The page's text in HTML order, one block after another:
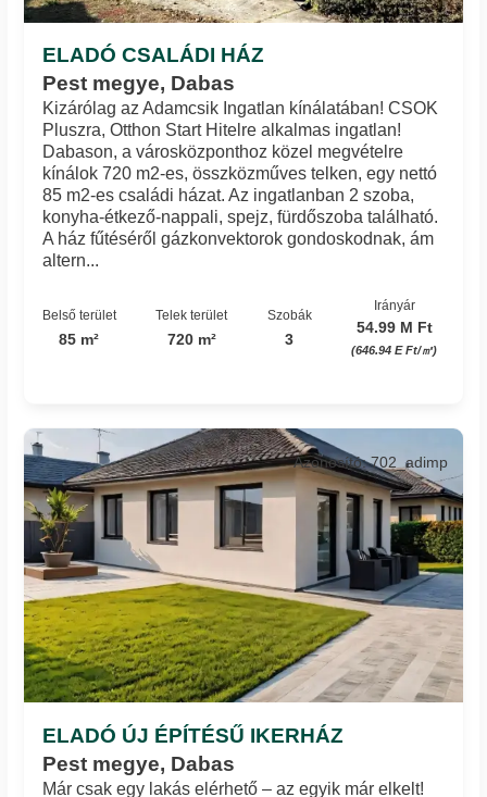
ELADÓ CSALÁDI HÁZ
Pest megye, Dabas
Kizárólag az Adamcsik Ingatlan kínálatában! CSOK
Pluszra, Otthon Start Hitelre alkalmas ingatlan!
Dabason, a városközponthoz közel megvételre
kínálok 720 m2-es, összközműves telken, egy nettó
85 m2-es családi házat. Az ingatlanban 2 szoba,
konyha-étkező-nappali, spejz, fürdőszoba található.
A ház fűtéséről gázkonvektorok gondoskodnak, ám
altern...
Belső terület
85 m²
Telek terület
720 m²
Szobák
3
Irányár
54.99 M Ft
(646.94 E Ft/㎡)
ELADÓ ÚJ ÉPÍTÉSŰ IKERHÁZ
Pest megye, Dabas
Azonosító: 702_adimp
Már csak egy lakás elérhető – az egyik már elkelt!